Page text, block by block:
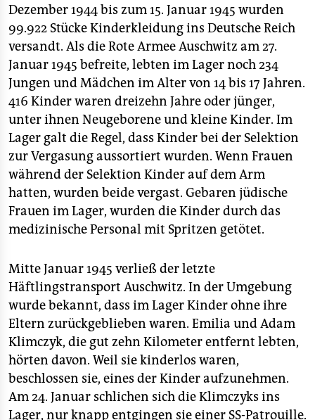
Dezember 1944 bis zum 15. Januar 1945 wurden
99.922 Stücke Kinderkleidung ins Deutsche Reich
versandt. Als die Rote Armee Auschwitz am 27.
Januar 1945 befreite, lebten im Lager noch 234
Jungen und Mädchen im Alter von 14 bis 17 Jahren.
416 Kinder waren dreizehn Jahre oder jünger,
unter ihnen Neugeborene und kleine Kinder. Im
Lager galt die Regel, dass Kinder bei der Selektion
zur Vergasung aussortiert wurden. Wenn Frauen
während der Selektion Kinder auf dem Arm
hatten, wurden beide vergast. Gebaren jüdische
Frauen im Lager, wurden die Kinder durch das
medizinische Personal mit Spritzen getötet.
Mitte Januar 1945 verließ der letzte
Häftlingstransport Auschwitz. In der Umgebung
wurde bekannt, dass im Lager Kinder ohne ihre
Eltern zurückgeblieben waren. Emilia und Adam
Klimczyk, die gut zehn Kilometer entfernt lebten,
hörten davon. Weil sie kinderlos waren,
beschlossen sie, eines der Kinder aufzunehmen.
Am 24. Januar schlichen sich die Klimczyks ins
Lager, nur knapp entgingen sie einer SS-Patrouille.